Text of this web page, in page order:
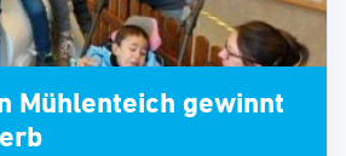
Mühlenteich gewinnt